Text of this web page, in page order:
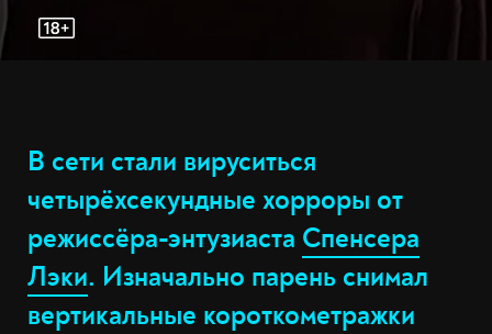
В сети стали вируситься
четырёхсекундные хорроры от
режиссёра-энтузиаста Спенсера
Лэки. Изначально парень снимал
вертикальные короткометражки